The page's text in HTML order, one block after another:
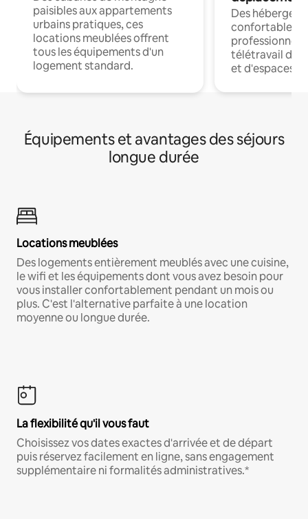
paisibles aux appartements
urbains pratiques, ces
locations meublées offrent
tous les équipements d'un
logement standard.
Des
confortables
professionnels
télétravail
et d'espaces
Équipements et avantages des séjours
longue durée
Locations meublées
Des logements entièrement meublés avec une cuisine,
le wifi et les équipements dont vous avez besoin pour
vous installer confortablement pendant un mois ou
plus. C'est l'alternative parfaite à une location
moyenne ou longue durée.
La flexibilité qu'il vous faut
Choisissez vos dates exactes d'arrivée et de départ
puis réservez facilement en ligne, sans engagement
supplémentaire ni formalités administratives.*